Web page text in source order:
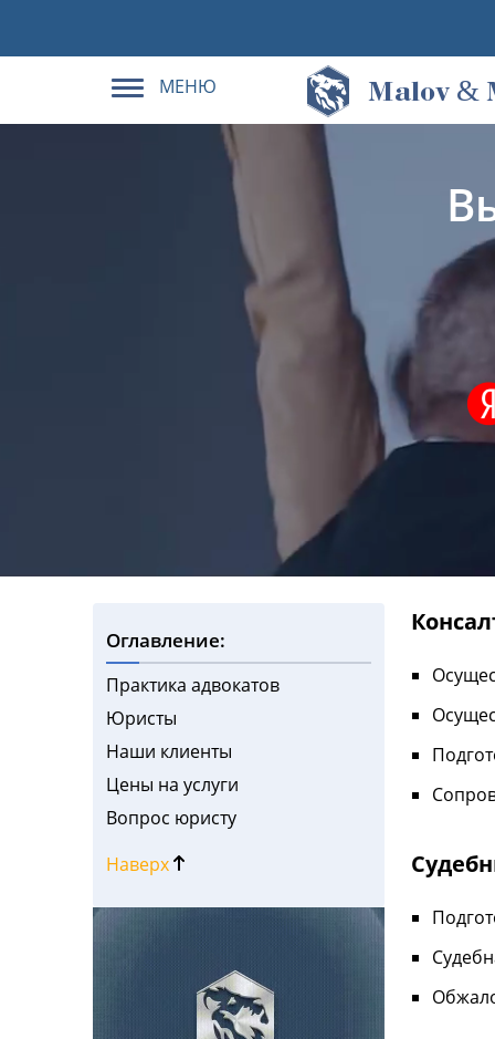
МЕНЮ Malov &
Оглавление:
Практика адвокатов
Юристы
Наши клиенты
Цены на услуги
Вопрос юристу
Наверх